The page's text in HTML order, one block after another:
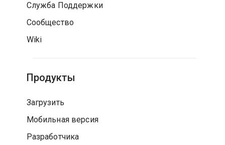
Служба Поддержки
Сообщество
Wiki
Продукты
Загрузить
Мобильная версия
Разработчика